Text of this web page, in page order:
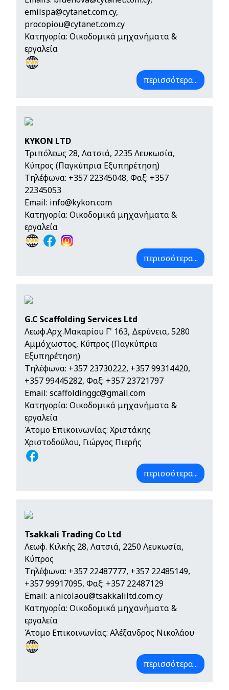
emilspa@cytanet.com.cy,
procopiou@cytanet.com.cy
Κατηγορία: Οικοδομικά μηχανήματα &
εργαλεία
περισσότερα...
KYKON LTD
Τριπόλεως 28, Λατσιά, 2235 Λευκωσία,
Κύπρος (Παγκύπρια Εξυπηρέτηση)
Τηλέφωνα: +357 22345048, Φαξ: +357
22345053
Email: info@kykon.com
Κατηγορία: Οικοδομικά μηχανήματα &
εργαλεία
περισσότερα...
G.C Scaffolding Services Ltd
Λεωφ.Αρχ.Μακαρίου Γ' 163, Δερύνεια, 5280
Αμμόχωστος, Κύπρος (Παγκύπρια
Εξυπηρέτηση)
Τηλέφωνα: +357 23730222, +357 99314420,
+357 99445282, Φαξ: +357 23721797
Email: scaffoldinggc@gmail.com
Κατηγορία: Οικοδομικά μηχανήματα &
εργαλεία
Άτομο Επικοινωνίας: Χριστάκης
Χριστοδούλου, Γιώργος Πιερής
περισσότερα...
Tsakkali Trading Co Ltd
Λεωφ. Κιλκής 28, Λατσιά, 2250 Λευκωσία,
Κύπρος
Τηλέφωνα: +357 22487777, +357 22485149,
+357 99917095, Φαξ: +357 22487129
Email: a.nicolaou@tsakkaliltd.com.cy
Κατηγορία: Οικοδομικά μηχανήματα &
εργαλεία
Άτομο Επικοινωνίας: Αλέξανδρος Νικολάου
περισσότερα...